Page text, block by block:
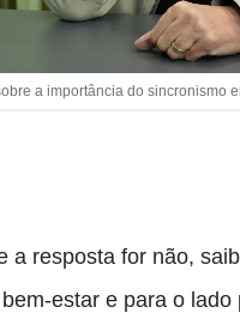
a importância do sincronismo
a resposta for não,
estar e para o